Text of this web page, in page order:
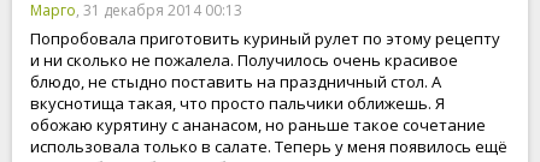
Марго, 31 декабря 2014 00:13
Попробовала приготовить куриный рулет по этому рецепту
и ни сколько не пожалела. Получилось очень красивое
блюдо, не стыдно поставить на праздничный стол. А
вкуснотища такая, что просто пальчики оближешь. Я
обожаю курятину с ананасом, но раньше такое сочетание
использовала только в салате. Теперь у меня появилось ещё